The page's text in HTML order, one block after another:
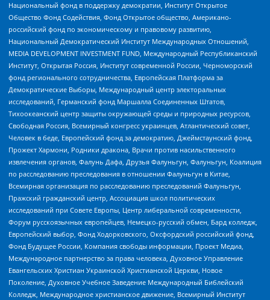
Национальный фонд в поддержку демократии, Институт Открытое
Общество Фонд Содействия, Фонд Открытое общество, Американо-
российский фонд по экономическому и правовому развитию,
Национальный Демократический Институт Международных Отношений,
MEDIA DEVELOPMENT INVESTMENT FUND, Международный Республиканский
Институт, Открытая Россия, Институт современной России, Черноморский
фонд регионального сотрудничества, Европейская Платформа за
Демократические Выборы, Международный центр электоральных
исследований, Германский фонд Маршалла Соединенных Штатов,
Тихоокеанский центр защиты окружающей среды и природных ресурсов,
Свободная Россия, Всемирный конгресс украинцев, Атлантический совет,
Человек в беде, Европейский фонд за демократию, Джеймстаунский фонд,
Прожект Хармони, Родники дракона, Врачи против насильственного
извлечения органов, Фалунь Дафа, Друзья Фалуньгун, Фалуньгун, Коалиция
по расследованию преследования в отношении Фалуньгун в Китае,
Всемирная организация по расследованию преследований Фалуньгун,
Пражский гражданский центр, Ассоциация школ политических
исследований при Совете Европы, Центр либеральной современности,
Форум русскоязычных европейцев, Немецко-русский обмен, Бард колледж,
Европейский выбор, Фонд Ходорковского, Оксфордский российский фонд,
Фонд Будущее России, Компания свободы информации, Проект Медиа,
Международное партнерство за права человека, Духовное Управление
Евангельских Христиан Украинской Христианской Церкви, Новое
Поколение, Духовное Учебное Заведение Международный Библейский
Колледж, Международное христианское движение, Всемирный Институт